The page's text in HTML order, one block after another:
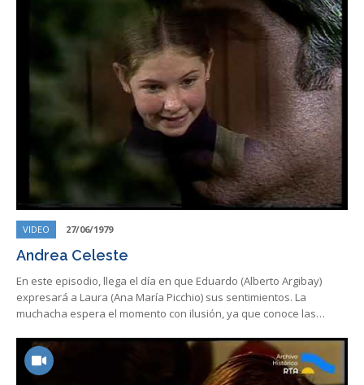
VIDEO 27/06/1979
Andrea Celeste
En este episodio, llega el día en que Eduardo (Alberto Argibay)
expresará a Laura (Ana María Picchio) sus sentimientos. La
muchacha espera el momento con ilusión, ya que conoce las…